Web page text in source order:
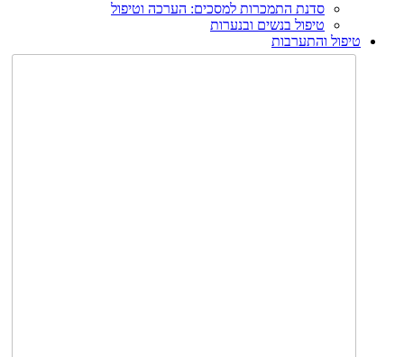
סדנת התמכרות למסכים: הערכה וטיפול
טיפול בנשים ובנערות
טיפול והתערבות